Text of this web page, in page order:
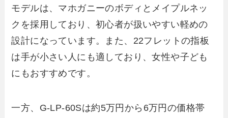
モデルは、マホガニーのボディとメイプルネッ
クを採用しており、初心者が扱いやすい軽めの
設計になっています。また、22フレットの指板
は手が小さい人にも適しており、女性や子ども
にもおすすめです。
一方、G-LP-60Sは約5万円から6万円の価格帯